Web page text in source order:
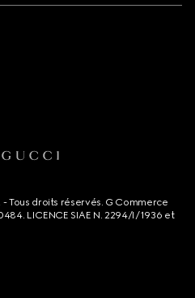
Tous droits réservés. G Commerce
LICENCE SIAE N. 2294/I/1936 et